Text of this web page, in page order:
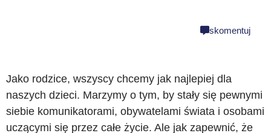
skomentuj
Jako rodzice, wszyscy chcemy jak najlepiej dla
naszych dzieci. Marzymy o tym, by stały się pewnymi
siebie komunikatorami, obywatelami świata i osobami
uczącymi się przez całe życie. Ale jak zapewnić, że